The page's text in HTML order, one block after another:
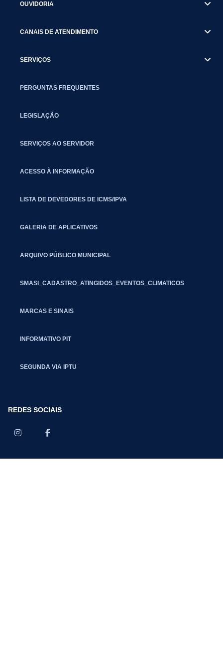
OUVIDORIA
CANAIS DE ATENDIMENTO
SERVIÇOS
PERGUNTAS FREQUENTES
LEGISLAÇÃO
SERVIÇOS AO SERVIDOR
ACESSO À INFORMAÇÃO
LISTA DE DEVEDORES DE ICMS/IPVA
GALERIA DE APLICATIVOS
ARQUIVO PÚBLICO MUNICIPAL
SMASI_CADASTRO_ATINGIDOS_EVENTOS_CLIMATICOS
MARCAS E SINAIS
INFORMATIVO PIT
SEGUNDA VIA IPTU
REDES SOCIAIS